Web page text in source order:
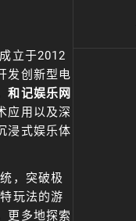
立于2012
发创新型电
和记娱乐网
应用以及深
浸式娱乐体
，突破极
玩法的游
更多地探索